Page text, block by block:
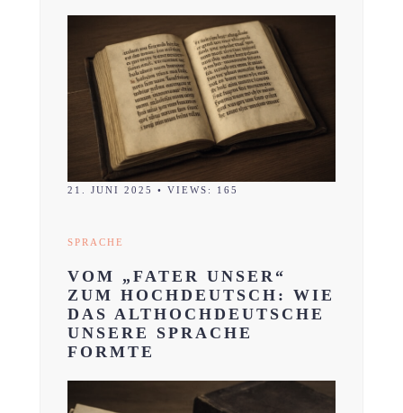
21. JUNI 2025 • VIEWS: 165
SPRACHE
VOM „FATER UNSER“
ZUM HOCHDEUTSCH: WIE
DAS ALTHOCHDEUTSCHE
UNSERE SPRACHE
FORMTE